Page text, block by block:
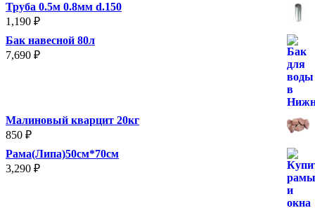
Труба 0.5м 0.8мм d.150
1,190 ₽
Бак навесной 80л
7,690 ₽
Малиновый кварцит 20кг
850 ₽
Рама(Липа)50см*70см
3,290 ₽